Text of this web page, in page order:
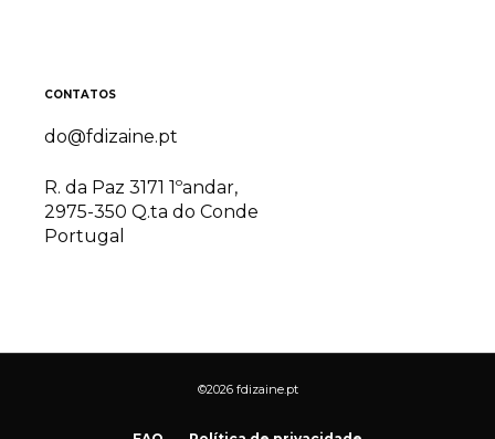
CONTATOS
do@fdizaine.pt
R. da Paz 3171 1ºandar,
2975-350 Q.ta do Conde
Portugal
©2026 fdizaine.pt